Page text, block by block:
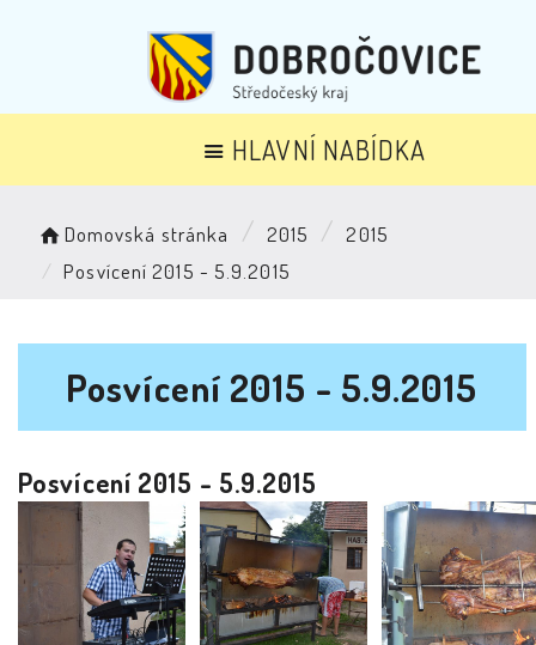
HLAVNÍ NABÍDKA
Domovská stránka 2015
2015
Posvícení 2015 - 5.9.2015
Posvícení 2015 - 5.9.2015
Posvícení 2015 - 5.9.2015